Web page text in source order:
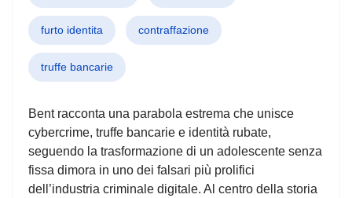
furto identita contraffazione
truffe bancarie
Bent racconta una parabola estrema che unisce
cybercrime, truffe bancarie e identità rubate,
seguendo la trasformazione di un adolescente senza
fissa dimora in uno dei falsari più prolifici
dell’industria criminale digitale. Al centro della storia